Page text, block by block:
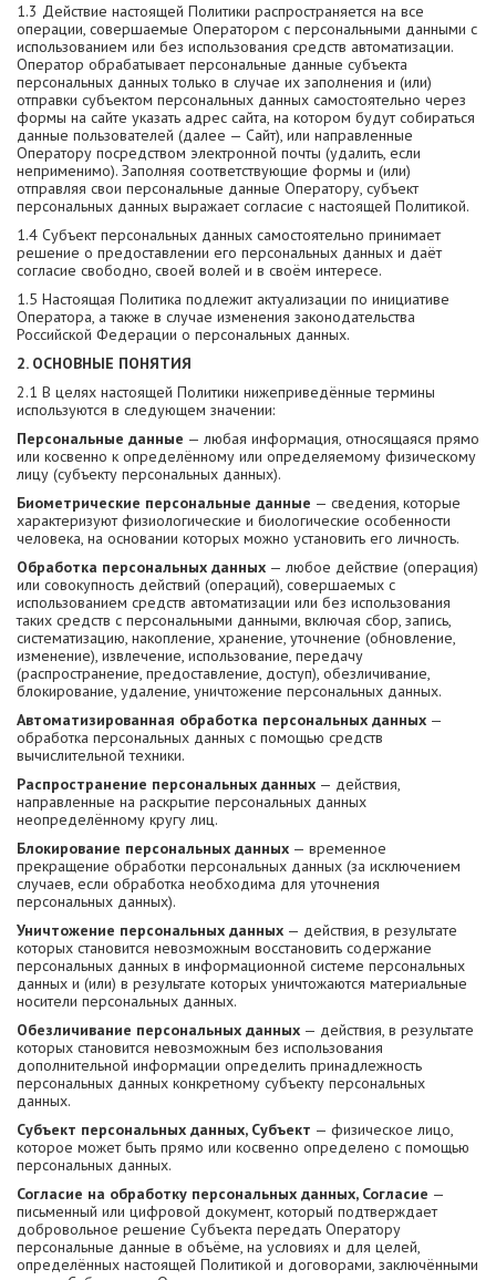
1.3 Действие настоящей Политики распространяется на все
операции, совершаемые Оператором с персональными данными с
использованием или без использования средств автоматизации.
Оператор обрабатывает персональные данные субъекта
персональных данных только в случае их заполнения и (или)
отправки субъектом персональных данных самостоятельно через
формы на сайте указать адрес сайта, на котором будут собираться
данные пользователей (далее — Сайт), или направленные
Оператору посредством электронной почты (удалить, если
неприменимо). Заполняя соответствующие формы и (или)
отправляя свои персональные данные Оператору, субъект
персональных данных выражает согласие с настоящей Политикой.
1.4 Субъект персональных данных самостоятельно принимает
решение о предоставлении его персональных данных и даёт
согласие свободно, своей волей и в своём интересе.
1.5 Настоящая Политика подлежит актуализации по инициативе
Оператора, а также в случае изменения законодательства
Российской Федерации о персональных данных.
2. ОСНОВНЫЕ ПОНЯТИЯ
2.1 В целях настоящей Политики нижеприведённые термины
используются в следующем значении:
Персональные данные — любая информация, относящаяся прямо
или косвенно к определённому или определяемому физическому
лицу (субъекту персональных данных).
Биометрические персональные данные — сведения, которые
характеризуют физиологические и биологические особенности
человека, на основании которых можно установить его личность.
Обработка персональных данных — любое действие (операция)
или совокупность действий (операций), совершаемых с
использованием средств автоматизации или без использования
таких средств с персональными данными, включая сбор, запись,
систематизацию, накопление, хранение, уточнение (обновление,
изменение), извлечение, использование, передачу
(распространение, предоставление, доступ), обезличивание,
блокирование, удаление, уничтожение персональных данных.
Автоматизированная обработка персональных данных —
обработка персональных данных с помощью средств
вычислительной техники.
Распространение персональных данных — действия,
направленные на раскрытие персональных данных
неопределённому кругу лиц.
Блокирование персональных данных — временное
прекращение обработки персональных данных (за исключением
случаев, если обработка необходима для уточнения
персональных данных).
Уничтожение персональных данных — действия, в результате
которых становится невозможным восстановить содержание
персональных данных в информационной системе персональных
данных и (или) в результате которых уничтожаются материальные
носители персональных данных.
Обезличивание персональных данных — действия, в результате
которых становится невозможным без использования
дополнительной информации определить принадлежность
персональных данных конкретному субъекту персональных
данных.
Субъект персональных данных, Субъект — физическое лицо,
которое может быть прямо или косвенно определено с помощью
персональных данных.
Согласие на обработку персональных данных, Согласие —
письменный или цифровой документ, который подтверждает
добровольное решение Субъекта передать Оператору
персональные данные в объёме, на условиях и для целей,
определённых настоящей Политикой и договорами, заключёнными